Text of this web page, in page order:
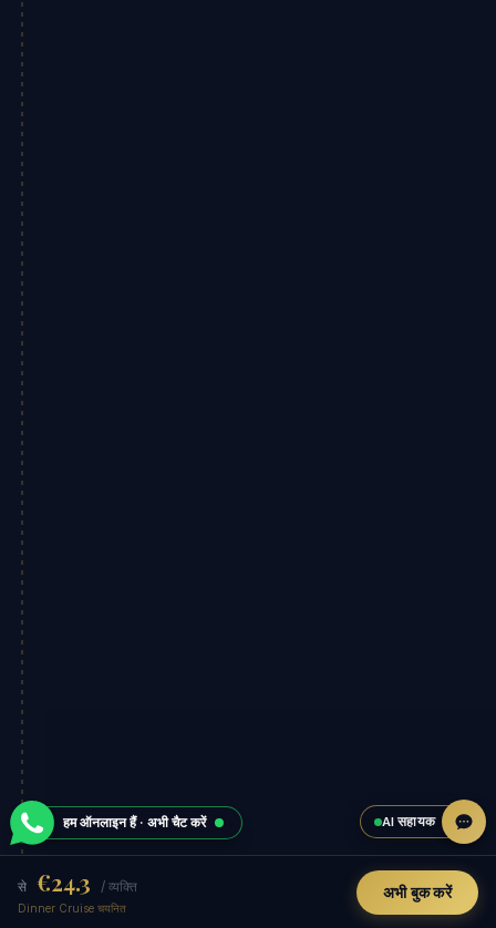
से €24.3 / व्यक्ति
Dinner Cruise चयनित
अभी बुक करें
हम ऑनलाइन हैं · अभी चैट करें AI सहायक